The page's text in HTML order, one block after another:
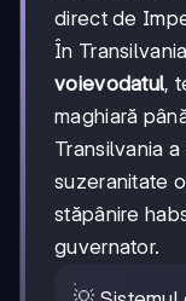
direct de
În
voievodatul,
maghiară
Transilvania
suzeranitate
stăpânire
guvernator.